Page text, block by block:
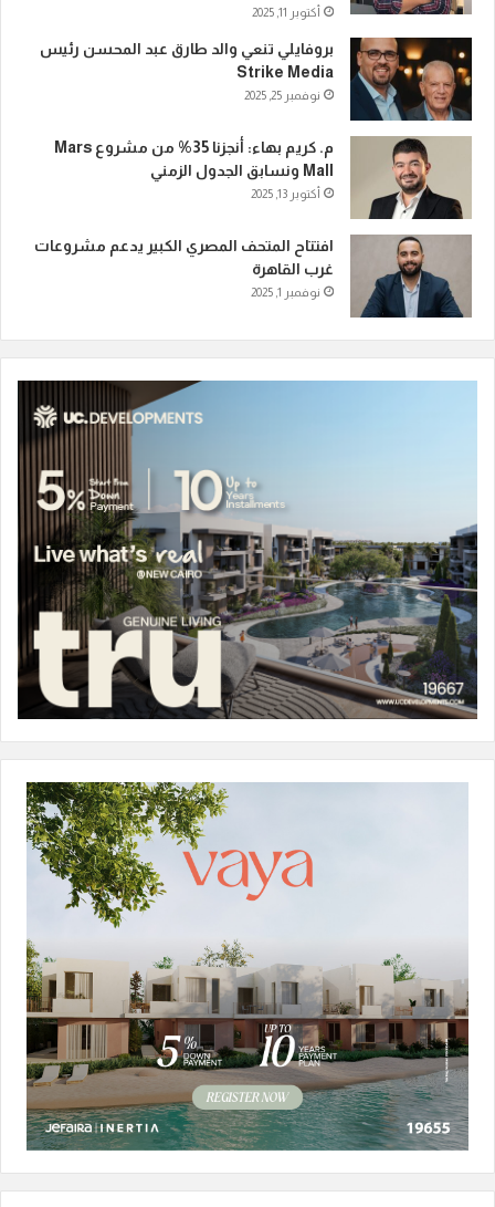
أكتوبر 11, 2025
بروفايلي تنعي والد طارق عبد المحسن رئيس
Strike Media
نوفمبر 25, 2025
م. كريم بهاء: أنجزنا 35% من مشروع Mars
Mall ونسابق الجدول الزمني
أكتوبر 13, 2025
افتتاح المتحف المصري الكبير يدعم مشروعات
غرب القاهرة
نوفمبر 1, 2025